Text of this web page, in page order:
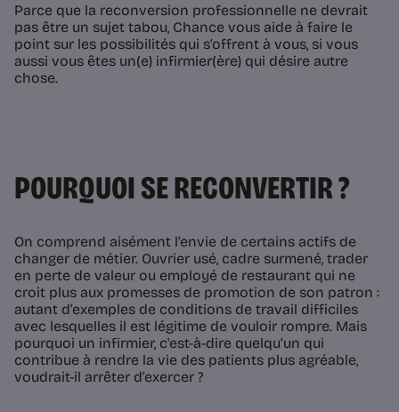
Parce que la reconversion professionnelle ne devrait
pas être un sujet tabou, Chance vous aide à faire le
point sur les possibilités qui s’offrent à vous, si vous
aussi vous êtes un(e) infirmier(ère) qui désire autre
chose.
POURQUOI SE RECONVERTIR ?
On comprend aisément l’envie de certains actifs de
changer de métier. Ouvrier usé, cadre surmené, trader
en perte de valeur ou employé de restaurant qui ne
croit plus aux promesses de promotion de son patron :
autant d’exemples de conditions de travail difficiles
avec lesquelles il est légitime de vouloir rompre. Mais
pourquoi un infirmier, c'est-à-dire quelqu’un qui
contribue à rendre la vie des patients plus agréable,
voudrait-il arrêter d’exercer ?